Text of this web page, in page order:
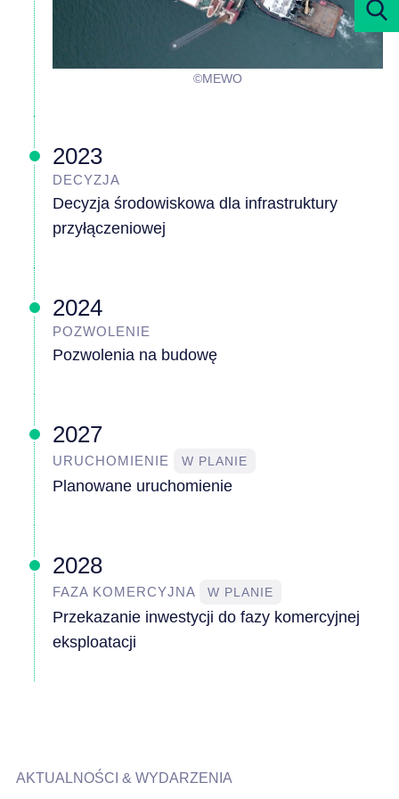
©MEWO
2023
DECYZJA
Decyzja środowiskowa dla infrastruktury
przyłączeniowej
2024
POZWOLENIE
Pozwolenia na budowę
2027
URUCHOMIENIE W PLANIE
Planowane uruchomienie
2028
FAZA KOMERCYJNA W PLANIE
Przekazanie inwestycji do fazy komercyjnej
eksploatacji
AKTUALNOŚCI & WYDARZENIA